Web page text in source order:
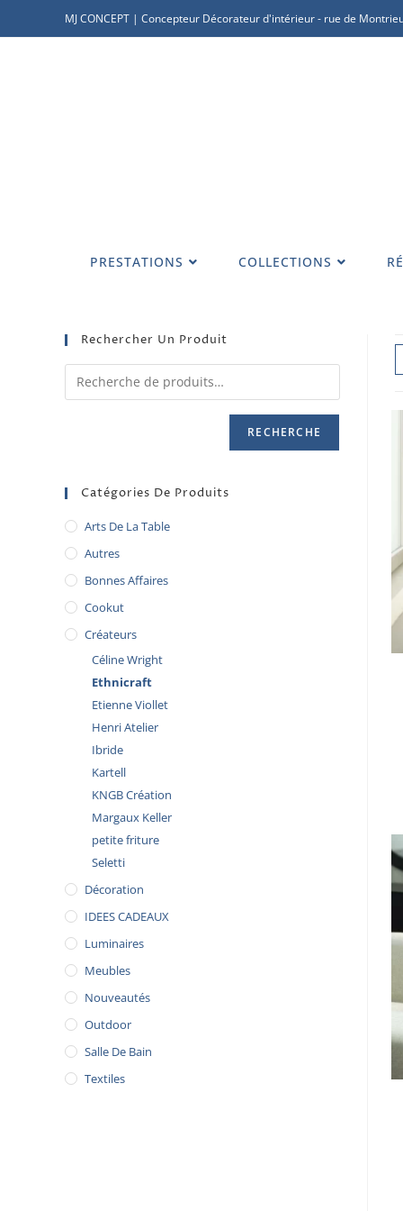
MJ CONCEPT | Concepteur Décorateur d'intérieur - rue de
PRESTATIONS COLLECTIONS
Rechercher Un Produit
RECHERCHE
Catégories De Produits
Arts De La Table
Autres
Bonnes Affaires
Cookut
Créateurs
Céline Wright
Ethnicraft
Etienne Viollet
Henri Atelier
Ibride
Kartell
KNGB Création
Margaux Keller
petite friture
Seletti
Décoration
IDEES CADEAUX
Luminaires
Meubles
Nouveautés
Outdoor
Salle De Bain
Textiles